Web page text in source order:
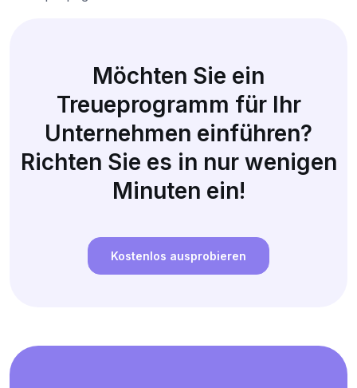
Möchten Sie ein
Treueprogramm für Ihr
Unternehmen einführen?
Richten Sie es in nur wenigen
Minuten ein!
Kostenlos ausprobieren